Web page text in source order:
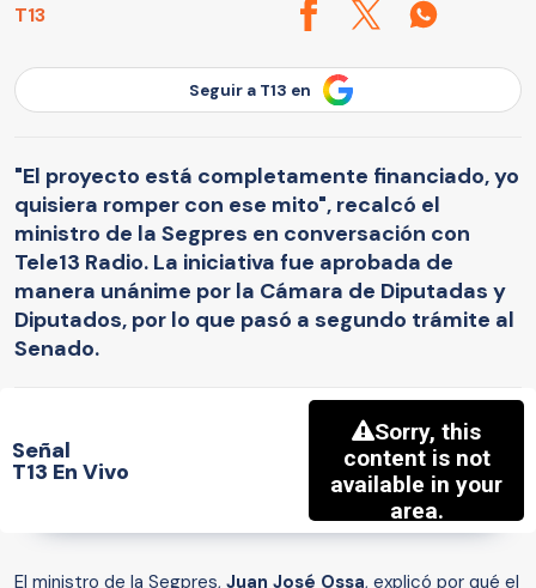
T13
Seguir a T13 en
"El proyecto está completamente financiado, yo
quisiera romper con ese mito", recalcó el
ministro de la Segpres en conversación con
Tele13 Radio. La iniciativa fue aprobada de
manera unánime por la Cámara de Diputadas y
Diputados, por lo que pasó a segundo trámite al
Senado.
Señal
T13 En Vivo
El ministro de la Segpres, Juan José Ossa, explicó por qué el